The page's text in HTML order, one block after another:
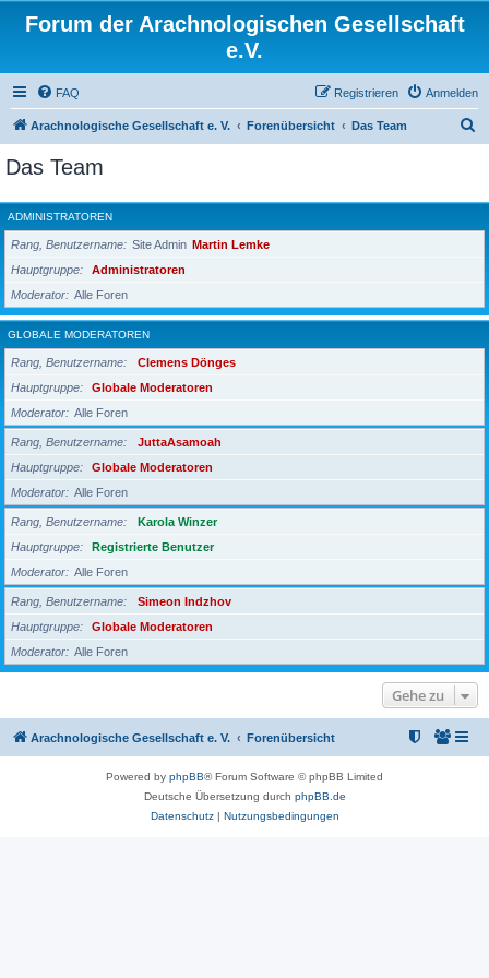
Forum der Arachnologischen Gesellschaft
e.V.
FAQ Anmelden
Registrieren
Arachnologische Gesellschaft e. V. Forenübersicht Das Team
h
e
Das Team
ADMINISTRATOREN
Rang, Benutzername Site Admin Martin Lemke
Hauptgruppe
Administratoren
Moderator
Alle Foren
GLOBALE MODERATOREN
Rang, Benutzername
Clemens Dönges
Hauptgruppe
Globale Moderatoren
Moderator
Alle Foren
Rang, Benutzername
JuttaAsamoah
Hauptgruppe
Globale Moderatoren
Moderator
Alle Foren
Rang, Benutzername
Karola Winzer
Hauptgruppe
Registrierte Benutzer
Moderator
Alle Foren
Rang, Benutzername
Simeon Indzhov
Hauptgruppe
Globale Moderatoren
Moderator
Alle Foren
Gehe zu
Arachnologische Gesellschaft e. V. Forenübersicht
Powered by phpBB® Forum Software © phpBB Limited
Deutsche Übersetzung durch phpBB.de
Datenschutz| Nutzungsbedingungen